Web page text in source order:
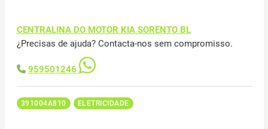
CENTRALINA DO MOTOR KIA SORENTO BL
¿Precisas de ajuda? Contacta-nos sem compromisso.
959501246
391004A810 ELETRICIDADE